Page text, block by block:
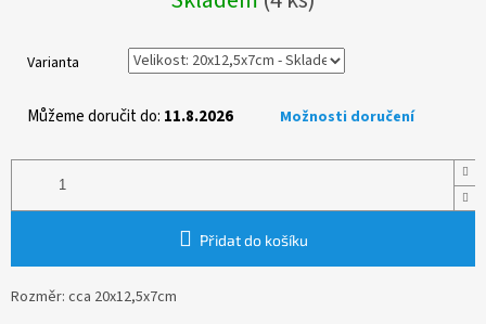
Varianta
Můžeme doručit do: 11.8.2026 Možnosti doručení
Přidat do košíku
Rozměr: cca 20x12,5x7cm